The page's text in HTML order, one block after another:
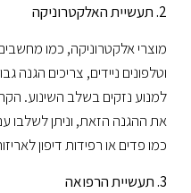
2. תעשיית האלקטרוניקה
מוצרי אלקטרוניקה, כמו מחשבים,
וטלפונים ניידים, צריכים הגנה
למנוע נזקים בשלב השינוע.
את ההגנה הזאת, וניתן לשלבו
כמו פדים או רפידות דיפון
3. תעשיית הרפואה